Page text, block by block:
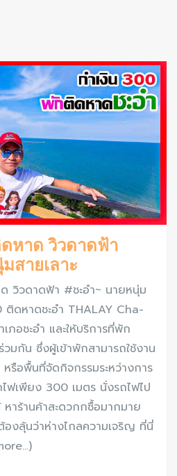
หาด วิวดาดฟ้า
สายเลาะ
วิวดาดฟ้า #ชะอำ~ นายหนุ่ม
ติดหาดชะอำ THALAY Cha-
ภอชะอำ และให้บริการที่พัก
มกัน ซึ่งผู้เข้าพักสามารถใช้งาน
รือพื้นที่จัดกิจกรรมระหว่างการ
ฟเพียง 300 เมตร นั่งรถไฟไป
าร้านค้าสะดวกกซื้อมากมาย
งลุ้นว่าห่างไกลความเจริญ ที่นี่